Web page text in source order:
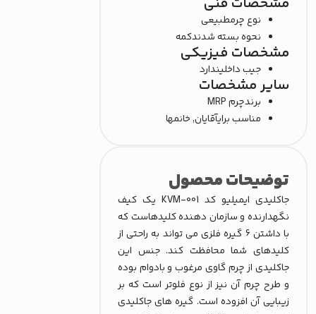
نوع چرمطبیعی
نحوه بسته شدندکمه
مشخصات فیزیکی
جیب داخلیندارد
سایر مشخصات
برند چرم MRP
مناسب برایآقایان, خانمها
توضیحات محصول
جاکلیدی ایمیلیو کد KVM-001 یک کیف
نگهدارنده و سازمان دهنده کلیدهاست که
با داشتن 6 گیره فلزی می تواند به راحتی از
کلیدهای شما محافظت کند. جنس این
جاکلیدی از چرم گاوی مرغوب و بادوام بوده
و طرح چرم آن نیز از نوع فلوتر است که بر
زیبایی آن افزوده است. گیره های جاکلیدی